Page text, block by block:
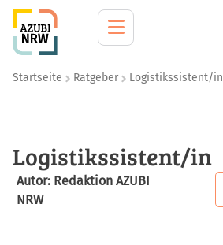
Startseite Ratgeber Logistikssistent/in
Logistikssistent/in
Autor: Redaktion AZUBI
NRW